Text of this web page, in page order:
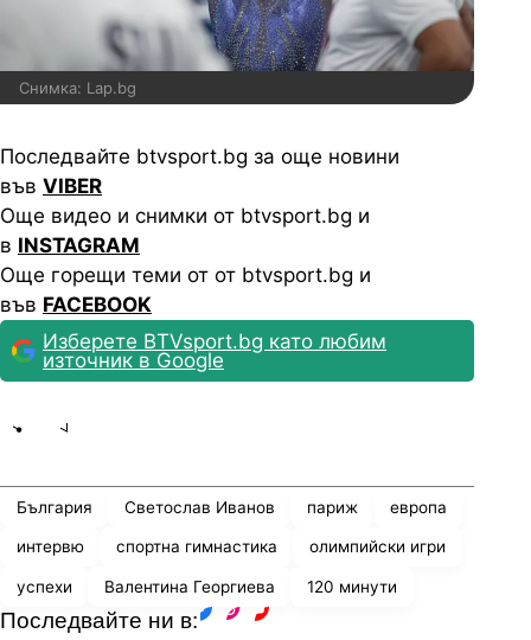
Снимка: Lap.bg
Последвайте btvsport.bg за още новини
във VIBER
Още видео и снимки от btvsport.bg и
в INSTAGRAM
Още горещи теми от от btvsport.bg и
във FACEBOOK
Изберете BTVsport.bg като любим
източник в Google
България Светослав Иванов париж европа
интервю спортна гимнастика олимпийски игри
успехи Валентина Георгиева 120 минути
Последвайте ни в: